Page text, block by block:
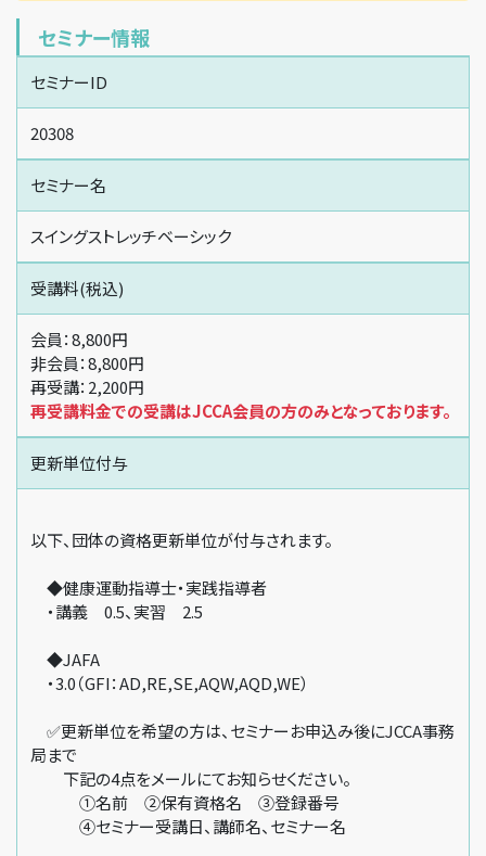
セミナー情報
セミナーID
20308
セミナー名
スイングストレッチベーシック
受講料(税込)
会員：8,800円
非会員：8,800円
再受講：2,200円
再受講料金での受講はJCCA会員の方のみとなっております。
更新単位付与
以下、団体の資格更新単位が付与されます。
◆健康運動指導士・実践指導者
・講義 0.5、実習 2.5
◆JAFA
・3.0（GFI：AD,RE,SE,AQW,AQD,WE）
✅更新単位を希望の方は、セミナーお申込み後にJCCA事務
局まで
下記の4点をメールにてお知らせください。
①名前 ②保有資格名 ③登録番号
④セミナー受講日、講師名、セミナー名